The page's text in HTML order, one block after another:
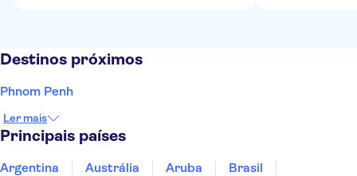
Destinos próximos
Phnom Penh
Ler mais
Principais países
Argentina Austrália Aruba
Brasil